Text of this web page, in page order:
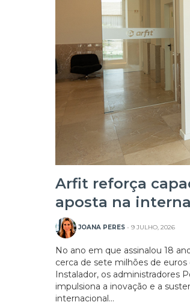
Arfit reforça
aposta na
JOANA PERES - 9 JULHO, 2026
No ano em que assinalou 18
cerca de sete milhões de
Instalador, os administradores
impulsiona a inovação e a
internacional...